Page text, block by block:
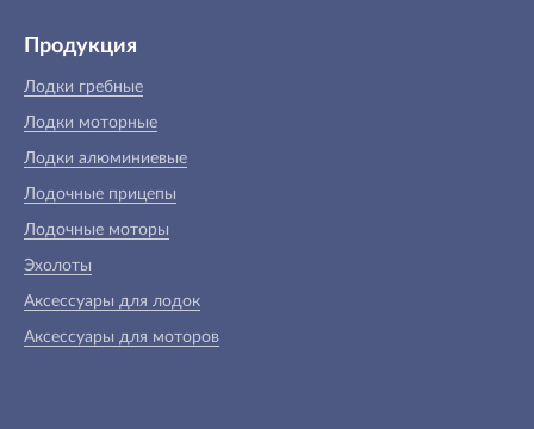
Продукция
Лодки гребные
Лодки моторные
Лодки алюминиевые
Лодочные прицепы
Лодочные моторы
Эхолоты
Аксессуары для лодок
Аксессуары для моторов